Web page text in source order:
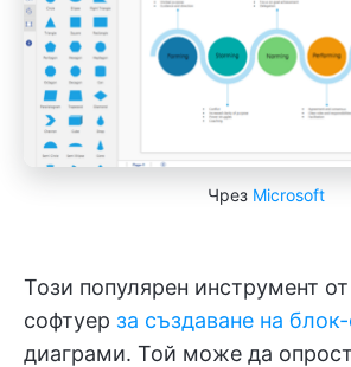
Чрез Microsoft
Този популярен инструмент
софтуер за създаване на
диаграми. Той може да